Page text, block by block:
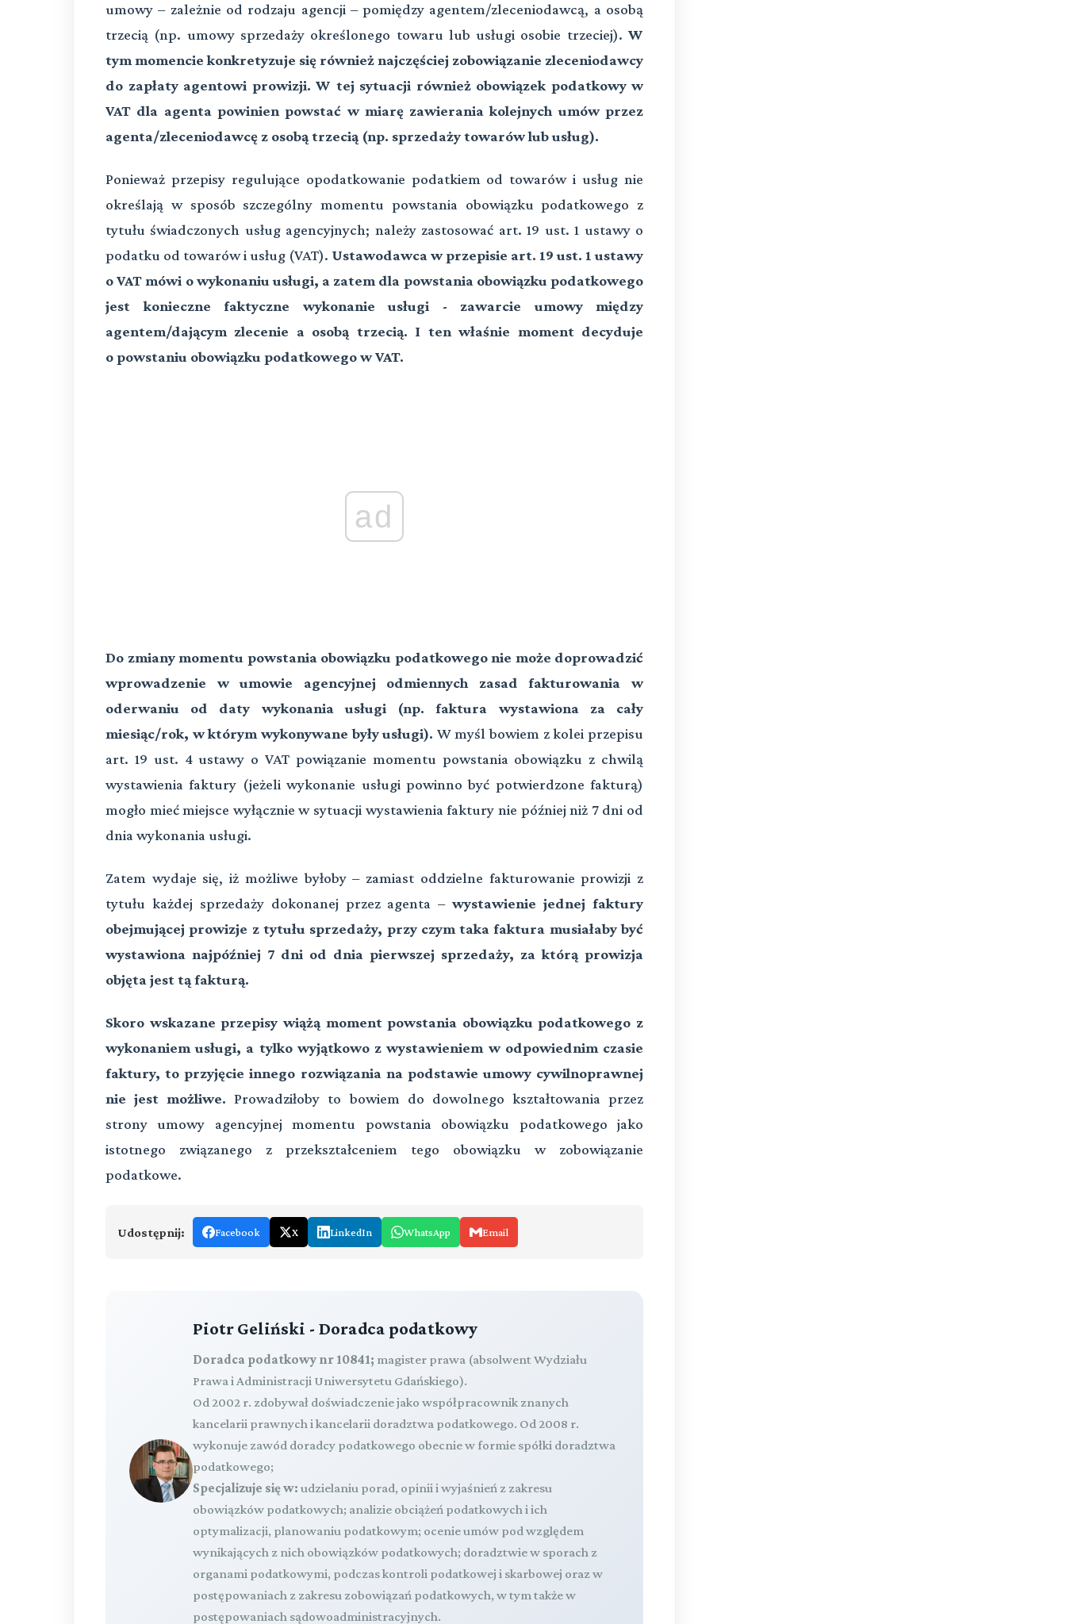
umowy – zależnie od rodzaju agencji – pomiędzy agentem/zleceniodawcą, a osobą
trzecią (np. umowy sprzedaży określonego towaru lub usługi osobie trzeciej). W
tym momencie konkretyzuje się również najczęściej zobowiązanie zleceniodawcy
do zapłaty agentowi prowizji. W tej sytuacji również obowiązek podatkowy w
VAT dla agenta powinien powstać w miarę zawierania kolejnych umów przez
agenta/zleceniodawcę z osobą trzecią (np. sprzedaży towarów lub usług).
Ponieważ przepisy regulujące opodatkowanie podatkiem od towarów i usług nie
określają w sposób szczególny momentu powstania obowiązku podatkowego z
tytułu świadczonych usług agencyjnych; należy zastosować art. 19 ust. 1 ustawy o
podatku od towarów i usług (VAT). Ustawodawca w przepisie art. 19 ust. 1 ustawy
o VAT mówi o wykonaniu usługi, a zatem dla powstania obowiązku podatkowego
jest konieczne faktyczne wykonanie usługi - zawarcie umowy między
agentem/dającym zlecenie a osobą trzecią. I ten właśnie moment decyduje
o powstaniu obowiązku podatkowego w VAT.
ad
Do zmiany momentu powstania obowiązku podatkowego nie może doprowadzić
wprowadzenie w umowie agencyjnej odmiennych zasad fakturowania w
oderwaniu od daty wykonania usługi (np. faktura wystawiona za cały
miesiąc/rok, w którym wykonywane były usługi). W myśl bowiem z kolei przepisu
art. 19 ust. 4 ustawy o VAT powiązanie momentu powstania obowiązku z chwilą
wystawienia faktury (jeżeli wykonanie usługi powinno być potwierdzone fakturą)
mogło mieć miejsce wyłącznie w sytuacji wystawienia faktury nie później niż 7 dni od
dnia wykonania usługi.
Zatem wydaje się, iż możliwe byłoby – zamiast oddzielne fakturowanie prowizji z
tytułu każdej sprzedaży dokonanej przez agenta –wystawienie jednej faktury
obejmującej prowizje z tytułu sprzedaży, przy czym taka faktura musiałaby być
wystawiona najpóźniej 7 dni od dnia pierwszej sprzedaży, za którą prowizja
objęta jest tą fakturą.
Skoro wskazane przepisy wiążą moment powstania obowiązku podatkowego z
wykonaniem usługi, a tylko wyjątkowo z wystawieniem w odpowiednim czasie
faktury, to przyjęcie innego rozwiązania na podstawie umowy cywilnoprawnej
nie jest możliwe.Prowadziłoby to bowiem do dowolnego kształtowania przez
strony umowy agencyjnej momentu powstania obowiązku podatkowego jako
istotnego związanego z przekształceniem tego obowiązku w zobowiązanie
podatkowe.
Udostępnij: Facebook X LinkedIn WhatsApp Email
Piotr Geliński - Doradca podatkowy
Doradca podatkowy nr 10841; magister prawa (absolwent Wydziału
Prawa i Administracji Uniwersytetu Gdańskiego).
Od 2002 r. zdobywał doświadczenie jako współpracownik znanych
kancelarii prawnych i kancelarii doradztwa podatkowego. Od 2008 r.
wykonuje zawód doradcy podatkowego obecnie w formie spółki doradztwa
podatkowego;
Specjalizuje się w: udzielaniu porad, opinii i wyjaśnień z zakresu
obowiązków podatkowych; analizie obciążeń podatkowych i ich
optymalizacji, planowaniu podatkowym; ocenie umów pod względem
wynikających z nich obowiązków podatkowych; doradztwie w sporach z
organami podatkowymi, podczas kontroli podatkowej i skarbowej oraz w
postępowaniach z zakresu zobowiązań podatkowych, w tym także w
postępowaniach sądowoadministracyjnych.